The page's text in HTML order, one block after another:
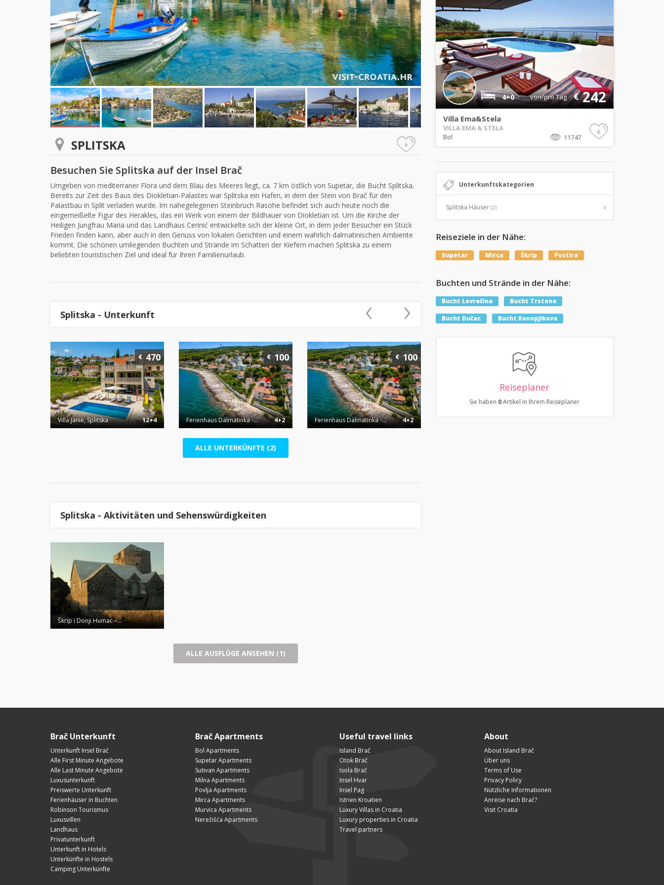
SPLITSKA +
Besuchen Sie Splitska auf der Insel Brač
Umgeben von mediterraner Flora und dem Blau des Meeres liegt, ca. 7 km östlich von Supetar, die Bucht Splitska.
Bereits zur Zeit des Baus des Diokletian-Palastes war Splitska ein Hafen, in dem der Stein von Brač für den
Palastbau in Split verladen wurde. Im nahegelegenen Steinbruch Rasohe befindet sich auch heute noch die
eingemeißelte Figur des Herakles, das ein Werk von einem der Bildhauer von Diokletian ist. Um die Kirche der
Heiligen Jungfrau Maria und das Landhaus Cerinić entwickelte sich der kleine Ort, in dem jeder Besucher ein Stück
Frieden finden kann, aber auch in den Genuss von lokalen Gerichten und einem wahrlich dalmatinischen Ambiente
kommt. Die schönen umliegenden Buchten und Strände im Schatten der Kiefern machen Splitska zu einem
beliebten touristischen Ziel und ideal für Ihren Familienurlaub.
Splitska - Unterkunft
Villa Janie, Splitska 12+4
€470
Ferienhaus Dalmatinka -... 4+2
€100
Ferienhaus Dalmatinka -... 4+2
€100
‹ ›
ALLE UNTERKÜNFTE (2)
Splitska - Aktivitäten und Sehenswürdigkeiten
Škrip i Donji Humac –...
ALLE AUSFLÜGE ANSEHEN (1)
4+0 €242
von/pro Tag
Villa Ema&Stela
VILLA EMA & STELA
11747
Bol +
Unterkunftskategorien
Splitska Häuser (2)
Reiseziele in der Nähe:
Supetar Mirca Škrip Postira
Buchten und Strände in der Nähe:
Bucht Lovrečina Bucht Trstena
Bucht Dučac Bucht Konopjikova
Reiseplaner
Sie haben 0Artikel in Ihrem Reiseplaner
Brač Unterkunft
Unterkunft Insel Brač
Alle First Minute Angebote
Alle Last Minute Angebote
Luxusunterkunft
Preiswerte Unterkunft
Ferienhäuser in Buchten
Robinson Tourismus
Luxusvillen
Landhaus
Privatunterkunft
Unterkunft in Hotels
Unterkünfte in Hostels
Camping Unterkünfte
Brač Apartments
Bol Apartments
Supetar Apartments
Sutivan Apartments
Milna Apartments
Povlja Apartments
Mirca Apartments
Murvica Apartments
Nerežišća Apartments
Useful travel links
Island Brač
Otok Brač
Isola Brač
Insel Hvar
Insel Pag
Istrien Kroatien
Luxury Villas in Croatia
Luxury properties in Croatia
Travel partners
About
About Island Brač
Über uns
Terms of Use
Privacy Policy
Nützliche Informationen
Anreise nach Brač?
Visit Croatia